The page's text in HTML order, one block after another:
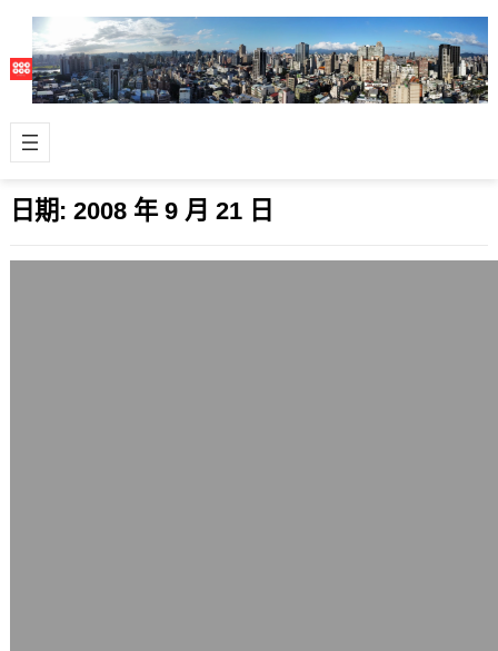
日期: 2008 年 9 月 21 日